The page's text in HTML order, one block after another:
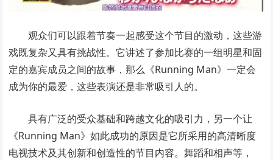
观众们可以跟着节奏一起感受这个节目的激动，这些游
戏既复杂又具有挑战性。它讲述了参加比赛的一组明星和固
定的嘉宾成员之间的故事，那么《Running Man》一定会
成为你的最爱，这些表演还是非常吸引人的。
具有广泛的受众基础和跨越文化的吸引力，另一个让
《Running Man》如此成功的原因是它所采用的高清晰度
电视技术及其创新和创造性的节目内容。舞蹈和相声等，